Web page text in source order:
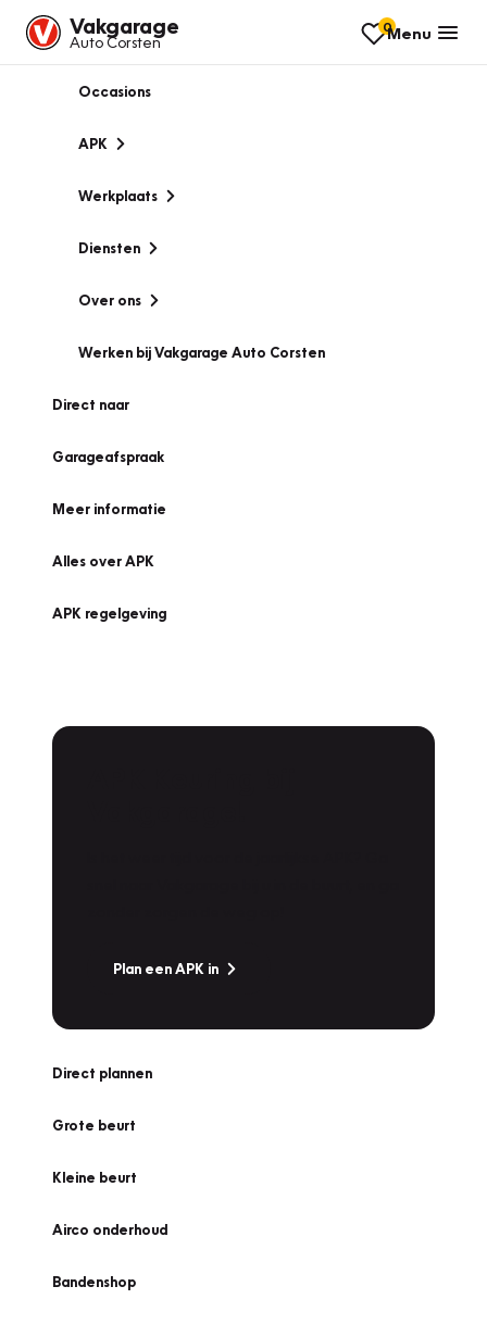
Vakgarage
Auto Corsten
0Menu
Occasions
APK
Werkplaats
Diensten
Over ons
Werken bij Vakgarage Auto Corsten
Direct naar
Garageafspraak
Meer informatie
Alles over APK
APK regelgeving
Plan een APK in
Direct plannen
Grote beurt
Kleine beurt
Airco onderhoud
Bandenshop